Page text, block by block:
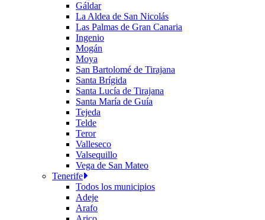
Gáldar
La Aldea de San Nicolás
Las Palmas de Gran Canaria
Ingenio
Mogán
Moya
San Bartolomé de Tirajana
Santa Brígida
Santa Lucía de Tirajana
Santa María de Guía
Tejeda
Telde
Teror
Valleseco
Valsequillo
Vega de San Mateo
Tenerife
Todos los municipios
Adeje
Arafo